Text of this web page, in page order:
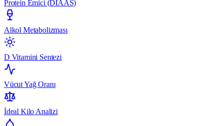
Protein Emici (DIAAS)
Alkol Metabolizması
D Vitamini Sentezi
Vücut Yağ Oranı
İdeal Kilo Analizi